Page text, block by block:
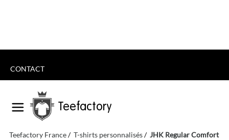
CONTACT
Teefactory
Teefactory France T-shirts personnalisés JHK Regular Comfort F